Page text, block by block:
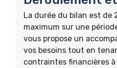
La durée du bilan est de
maximum sur une
vous propose un
vos besoins tout en
contraintes financières à